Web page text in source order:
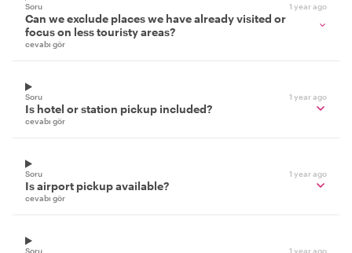
Soru 1 year ago
Can we exclude places we have already visited or
focus on less touristy areas?
cevabı gör
Soru 1 year ago
Is hotel or station pickup included?
cevabı gör
Soru 1 year ago
Is airport pickup available?
cevabı gör
Soru 1 year ago